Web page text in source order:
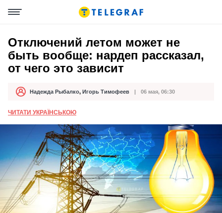
Отключений летом может не
быть вообще: нардеп рассказал,
от чего это зависит
АвторНадежда Рыбалко, Игорь Тимофеев
Дата публикации 06 мая, 06:30
ЧИТАТИ УКРАЇНСЬКОЮ